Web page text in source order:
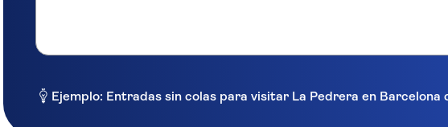
Ejemplo: Entradas sin colas para visitar La Pedrera en Barcelona